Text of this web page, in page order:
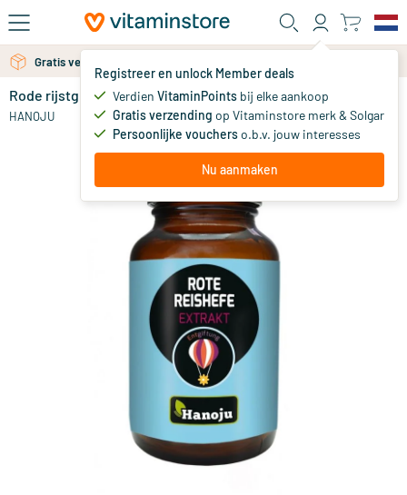
Ga naar de hoofdinhoud
Registreer en unlock Member deals
Verdien VitaminPoints bij elke aankoop
Gratis verzending op Vitaminstore merk & Solgar
Persoonlijke voucherso.b.v. jouw interesses
Nu aanmaken
Gratis verzending vanaf 25 euro
Gratis persoonlijk advies via chat of email
Rode rijstgist extract 450 mg
HANOJU